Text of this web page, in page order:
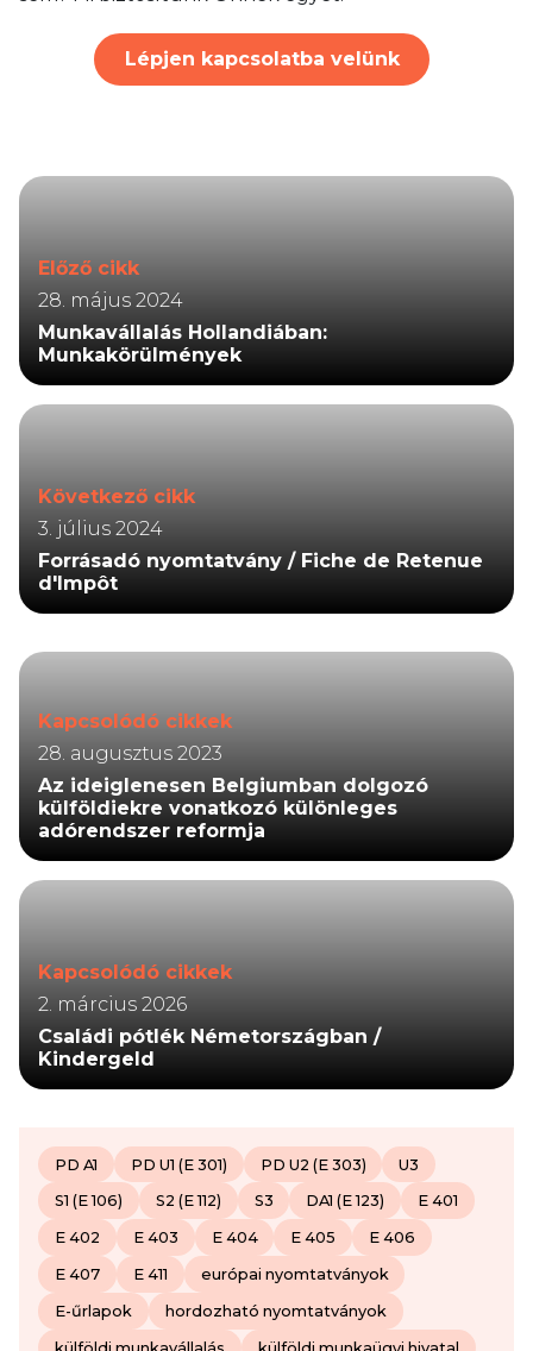
Lépjen kapcsolatba velünk
Előző cikk
28. május 2024
Munkavállalás Hollandiában:
Munkakörülmények
Következő cikk
3. július 2024
Forrásadó nyomtatvány / Fiche de Retenue
d'Impôt
Kapcsolódó cikkek
28. augusztus 2023
Az ideiglenesen Belgiumban dolgozó
külföldiekre vonatkozó különleges
adórendszer reformja
Kapcsolódó cikkek
2. március 2026
Családi pótlék Németországban /
Kindergeld
PD A1 PD U1 (E 301) PD U2 (E 303) U3
S1 (E 106) S2 (E 112) S3 DA1 (E 123) E 401
E 402 E 403 E 404 E 405 E 406
E 407 E 411 európai nyomtatványok
E-űrlapok hordozható nyomtatványok